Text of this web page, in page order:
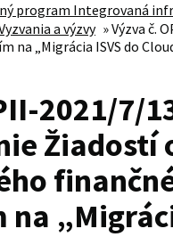
program Integrovaná
a výzvy »Výzva č.
„Migrácia ISVS do
2021/7/
Žiadostí